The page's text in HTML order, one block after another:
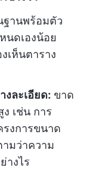
านพร้อมตัว
นดเองน้อย
เห็นตาราง
ละเอียด: ขาด
เช่น การ
งการขนาด
มว่าความ
างไร